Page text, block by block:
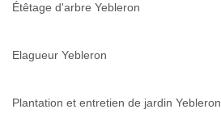
Étêtage d'arbre Yebleron
Elagueur Yebleron
Plantation et entretien de jardin Yebleron